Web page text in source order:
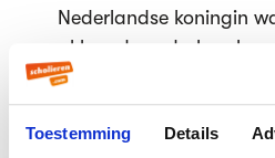
Toestemming Details
Nederlandse koningin
akkoord werd al snel
tussen ging het vechten
strijdploegen door ->
soldaten. 1947+1948: